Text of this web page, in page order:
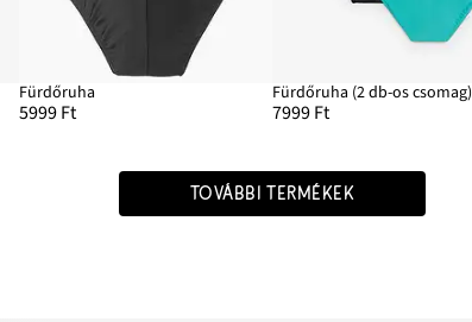
Fürdőruha
5999 Ft
Fürdőruha (2 db-os csomag)
7999 Ft
TOVÁBBI TERMÉKEK